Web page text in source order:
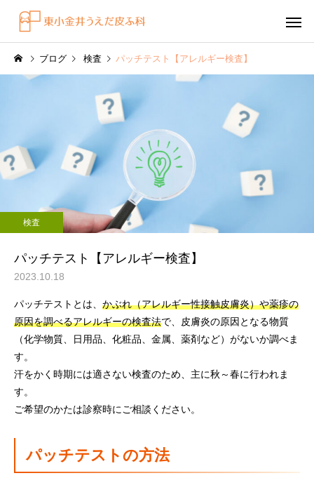
感染症
水虫（足白癬）を放置する
べきではない理由
円形脱毛症
効くの？
ブログ 検査 パッチテスト【アレルギー検査】
検査
パッチテスト【アレルギー検査】
2023.10.18
パッチテストとは、 かぶれ（アレルギー性接触皮膚炎）や薬疹の
原因を調べるアレルギーの検査法で、皮膚炎の原因となる物質
（化学物質、日用品、化粧品、金属、薬剤など）がないか調べま
す。
汗をかく時期には適さない検査のため、主に秋～春に行われま
す。
ご希望のかたは診察時にご相談ください。
パッチテストの方法